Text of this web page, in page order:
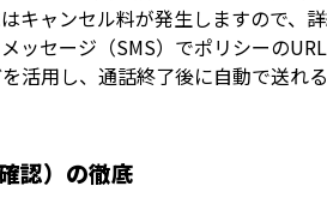
はキャンセル料が発生しますので
ッセージ（SMS）でポリシーの
活用し、通話終了後に自動で送れ
認）の徹底